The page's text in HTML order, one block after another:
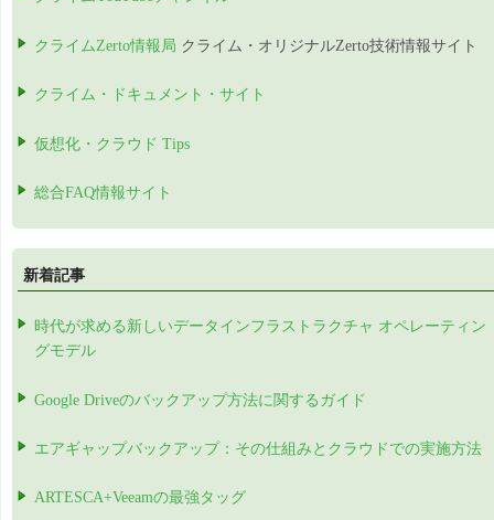
クライムZerto情報局 クライム・オリジナルZerto技術情報サイト
クライム・ドキュメント・サイト
仮想化・クラウド Tips
総合FAQ情報サイト
新着記事
時代が求める新しいデータインフラストラクチャ オペレーティン
グモデル
Google Driveのバックアップ方法に関するガイド
エアギャップバックアップ：その仕組みとクラウドでの実施方法
ARTESCA+Veeamの最強タッグ